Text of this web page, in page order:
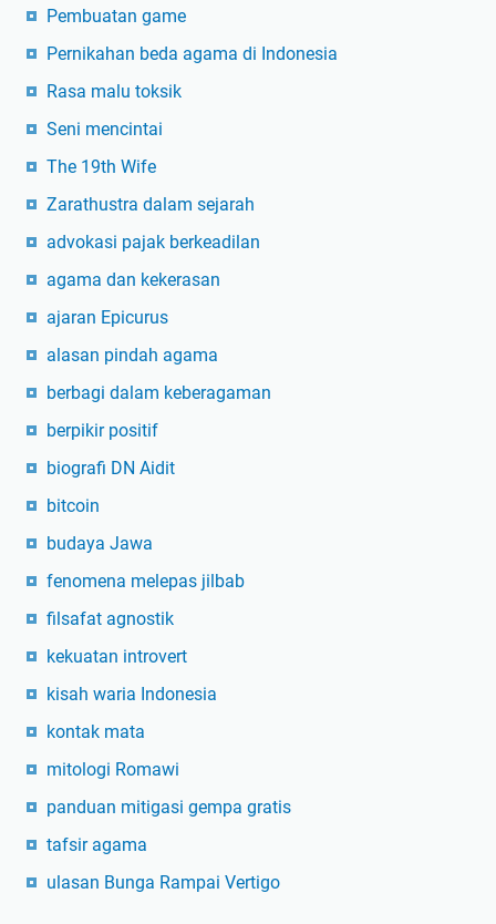
Pembuatan game
Pernikahan beda agama di Indonesia
Rasa malu toksik
Seni mencintai
The 19th Wife
Zarathustra dalam sejarah
advokasi pajak berkeadilan
agama dan kekerasan
ajaran Epicurus
alasan pindah agama
berbagi dalam keberagaman
berpikir positif
biografi DN Aidit
bitcoin
budaya Jawa
fenomena melepas jilbab
filsafat agnostik
kekuatan introvert
kisah waria Indonesia
kontak mata
mitologi Romawi
panduan mitigasi gempa gratis
tafsir agama
ulasan Bunga Rampai Vertigo